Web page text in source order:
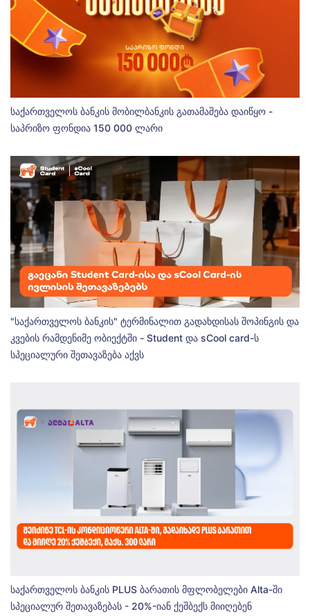
საქართველოს ბანკის მობილბანკის გათამაშება დაიწყო -
საპრიზო ფონდია 150 000 ლარი
"საქართველოს ბანკის" ტერმინალით გადახდისას შოპინგის და
კვების რამდენიმე ობიექტში - Student და sCool card-ს
სპეციალური შეთავაზება აქვს
საქართველოს ბანკის PLUS ბარათის მფლობელები Alta-ში
სპეციალურ შეთავაზებას - 20%-იან ქეშბექს მიიღებენ